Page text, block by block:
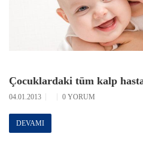
Çocuklardaki tüm kalp
04.01.2013 0 YORUM
DEVAMI